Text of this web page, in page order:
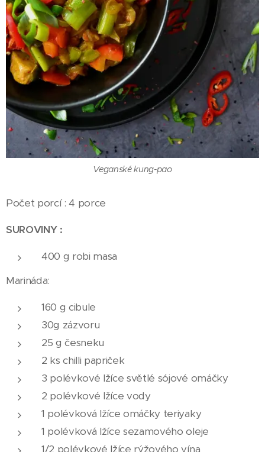
Veganské kung-pao
Počet porcí : 4 porce
SUROVINY :
400 g robi masa
Marináda:
160 g cibule
30g zázvoru
25 g česneku
2 ks chilli papriček
3 polévkové lžíce světlé sójové omáčky
2 polévkové lžíce vody
1 polévková lžíce omáčky teriyaky
1 polévková lžíce sezamového oleje
1/2 polévkové lžíce rýžového vína